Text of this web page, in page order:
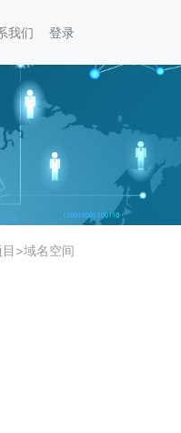
我们 登录
>域名空间